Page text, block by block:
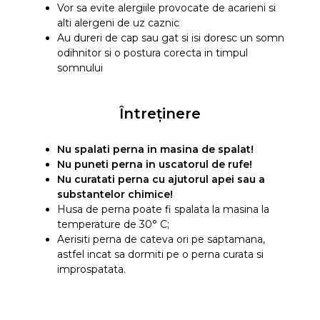
Vor sa evite alergiile provocate de acarieni si
alti alergeni de uz caznic
Au dureri de cap sau gat si isi doresc un somn
odihnitor si o postura corecta in timpul
somnului
Întreținere
Nu spalati perna in masina de spalat!
Nu puneti perna in uscatorul de rufe!
Nu curatati perna cu ajutorul apei sau a
substantelor chimice!
Husa de perna poate fi spalata la masina la
temperature de 30° C;
Aerisiti perna de cateva ori pe saptamana,
astfel incat sa dormiti pe o perna curata si
improspatata.